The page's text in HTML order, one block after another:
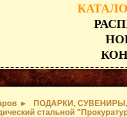
ПОДАРКИ,
стальной